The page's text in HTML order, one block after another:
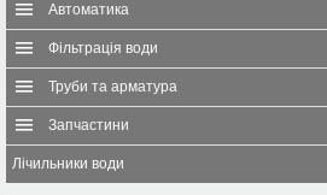
Автоматика
Фільтрація води
Труби та арматура
Запчастини
Лічильники води